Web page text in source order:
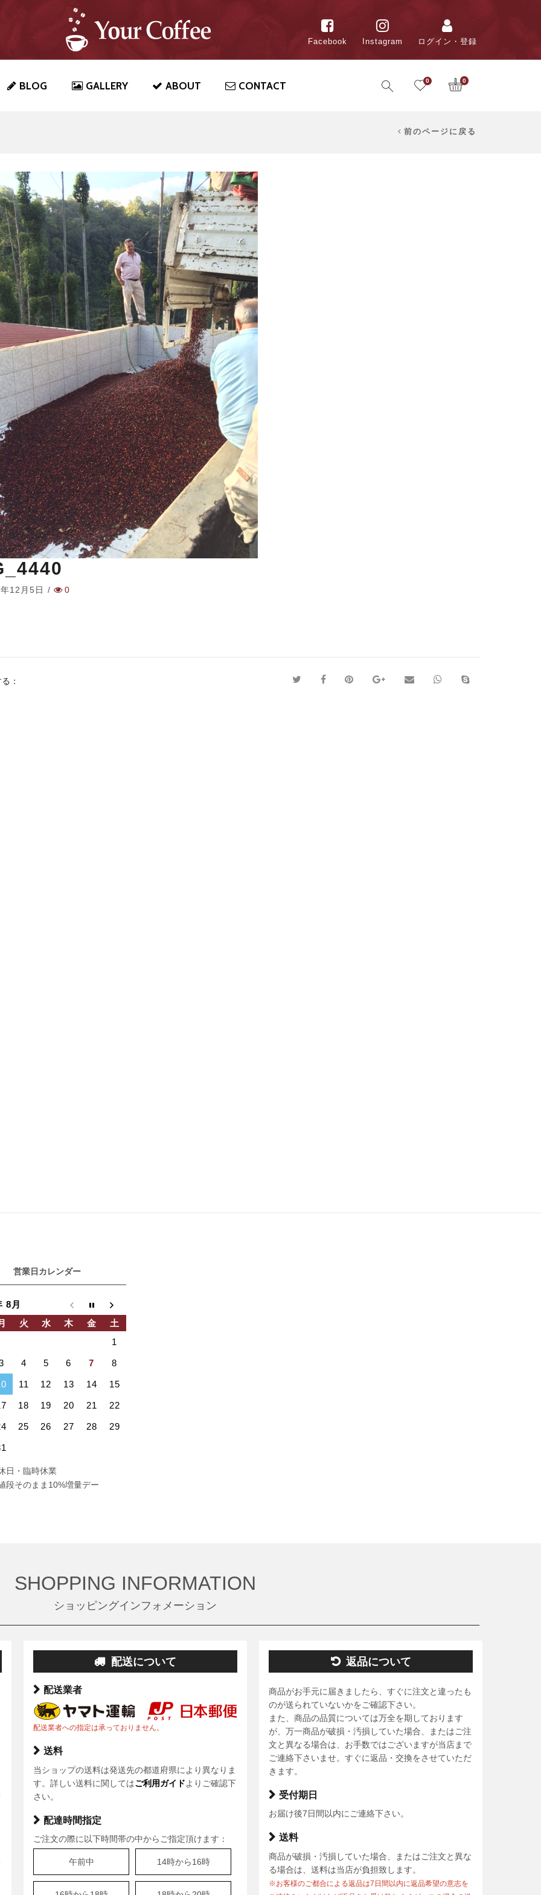
Facebook Instagram ログイン・登録
BLOG GALLERY ABOUT CONTACT 0 0
前のページに戻る
12月5日 / 0
：
営業日カレンダー
8月
火 水 木 金
土
1
4 5 6 7 8
11 12 13 14 15
18 19 20 21 22
25 26 27 28 29
日・臨時休業
段そのまま10%増量デー
SHOPPING INFORMATION
ショッピングインフォメーション
配送について
配送業者
配送業者への指定は承っておりません。
送料
当ショップの送料は発送先の都道府県により異なりま
す。詳しい送料に関してはご利用ガイドよりご確認下
さい。
配達時間指定
ご注文の際に以下時間帯の中からご指定頂けます：
午前中 14時から16時
返品について
商品がお手元に届きましたら、すぐに注文と違ったも
のが送られていないかをご確認下さい。
また、商品の品質については万全を期しております
が、万一商品が破損・汚損していた場合、またはご注
文と異なる場合は、お手数ではございますが当店まで
ご連絡下さいませ。すぐに返品・交換をさせていただ
きます。
受付期日
お届け後7日間以内にご連絡下さい。
送料
商品が破損・汚損していた場合、またはご注文と異な
る場合は、送料は当店が負担致します。
※お客様のご都合による返品は7日間以内に返品希望の意志を